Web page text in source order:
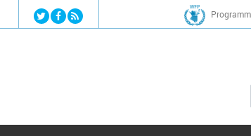
Jump to navigation